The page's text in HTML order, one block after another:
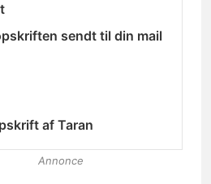
sendt til din mail
af Taran
Annonce